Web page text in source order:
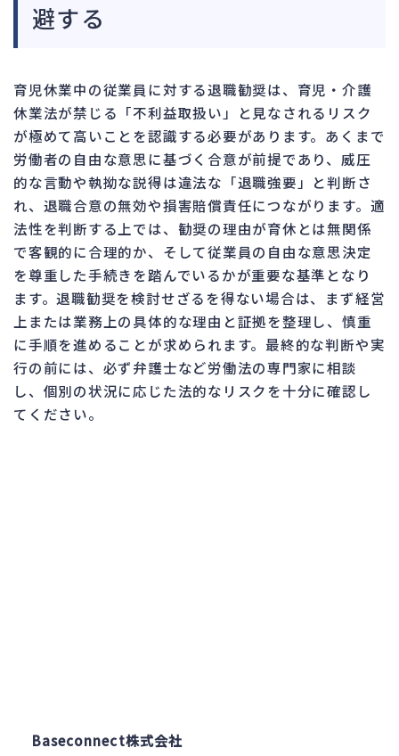
避する
育児休業中の従業員に対する退職勧奨は、育児・介護
休業法が禁じる「不利益取扱い」と見なされるリスク
が極めて高いことを認識する必要があります。あくまで
労働者の自由な意思に基づく合意が前提であり、威圧
的な言動や執拗な説得は違法な「退職強要」と判断さ
れ、退職合意の無効や損害賠償責任につながります。適
法性を判断する上では、勧奨の理由が育休とは無関係
で客観的に合理的か、そして従業員の自由な意思決定
を尊重した手続きを踏んでいるかが重要な基準となり
ます。退職勧奨を検討せざるを得ない場合は、まず経営
上または業務上の具体的な理由と証拠を整理し、慎重
に手順を進めることが求められます。最終的な判断や実
行の前には、必ず弁護士など労働法の専門家に相談
し、個別の状況に応じた法的なリスクを十分に確認し
てください。
Baseconnect株式会社